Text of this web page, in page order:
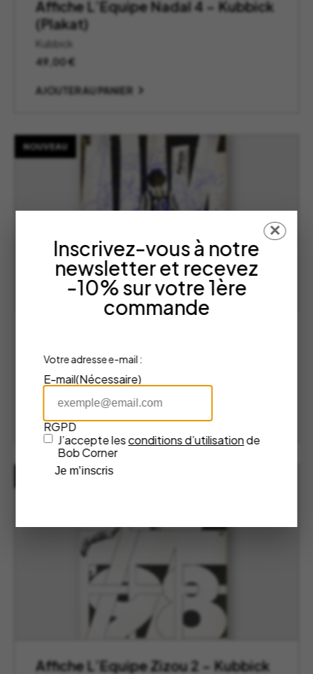
Affiche L’Equipe Nadal 4 – Kubbick
(Plakat)
Kubbick
49,00€
AJOUTER AU PANIER
NOUVEAU
(Plakat)
Kubbick
49,00
AJOUTER AU PANIER
NOUVEAU
Affiche L’Equipe Zizou 2 – Kubbick
Inscrivez-vous à notre
newsletter et recevez
-10% sur votre 1ère
commande
Votre adresse e-mail :
E-mail(Nécessaire)
RGPD
J’accepte lesconditions d’utilisationde
Bob Corner
Je m’inscris
✕